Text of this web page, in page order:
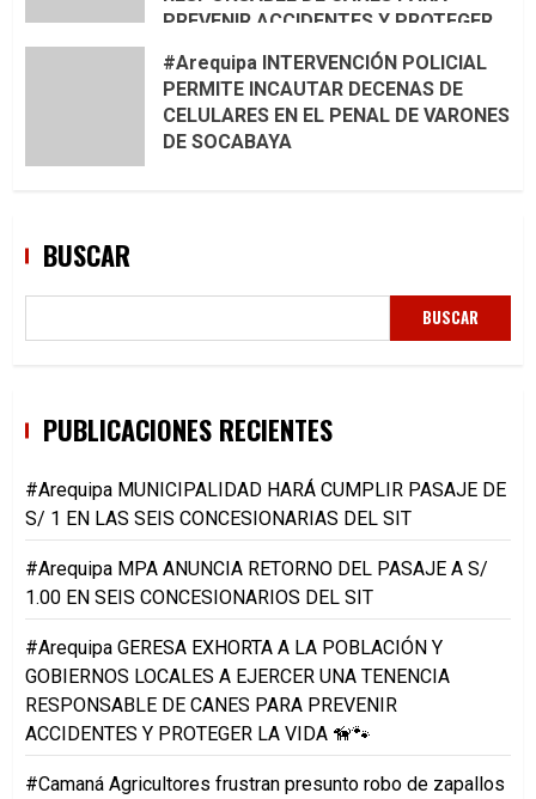
PREVENIR ACCIDENTES Y PROTEGER
#Arequipa INTERVENCIÓN POLICIAL
PERMITE INCAUTAR DECENAS DE
CELULARES EN EL PENAL DE VARONES
DE SOCABAYA
BUSCAR
BUSCAR
PUBLICACIONES RECIENTES
#Arequipa MUNICIPALIDAD HARÁ CUMPLIR PASAJE DE
S/ 1 EN LAS SEIS CONCESIONARIAS DEL SIT
#Arequipa MPA ANUNCIA RETORNO DEL PASAJE A S/
1.00 EN SEIS CONCESIONARIOS DEL SIT
#Arequipa GERESA EXHORTA A LA POBLACIÓN Y
GOBIERNOS LOCALES A EJERCER UNA TENENCIA
RESPONSABLE DE CANES PARA PREVENIR
ACCIDENTES Y PROTEGER LA VIDA 🦮🐾
#Camaná Agricultores frustran presunto robo de zapallos